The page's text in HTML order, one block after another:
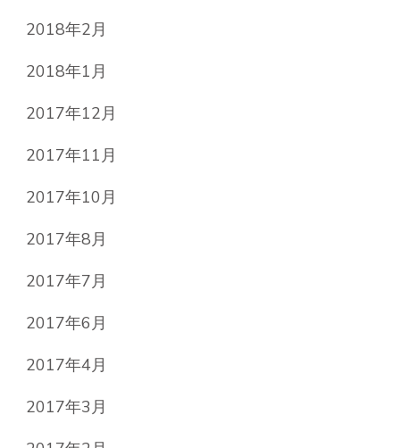
2018年2月
2018年1月
2017年12月
2017年11月
2017年10月
2017年8月
2017年7月
2017年6月
2017年4月
2017年3月